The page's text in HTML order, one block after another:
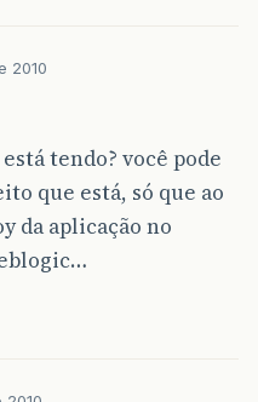
2010
tendo? você pode
que está, só que ao
da aplicação no